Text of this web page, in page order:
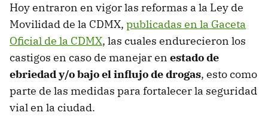
Hoy entraron en vigor las reformas a la Ley de
Movilidad de la CDMX, publicadas en la Gaceta
Oficial de la CDMX, las cuales endurecieron los
castigos en caso de manejar en estado de
ebriedad y/o bajo el influjo de drogas, esto como
parte de las medidas para fortalecer la seguridad
vial en la ciudad.